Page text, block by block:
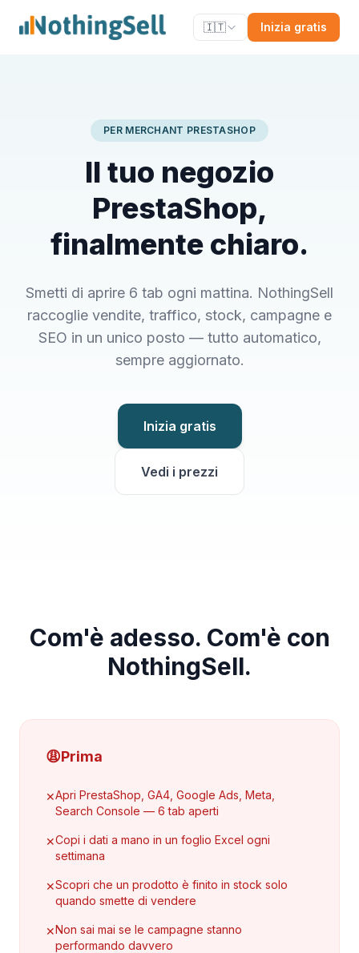
🇮🇹 Inizia gratis
PER MERCHANT PRESTASHOP
Il tuo negozio
PrestaShop,
finalmente chiaro.
Smetti di aprire 6 tab ogni mattina. NothingSell
raccoglie vendite, traffico, stock, campagne e
SEO in un unico posto — tutto automatico,
sempre aggiornato.
Inizia gratis
Vedi i prezzi
Com'è adesso. Com'è con
NothingSell.
😩Prima
✕Apri PrestaShop, GA4, Google Ads, Meta,
Search Console — 6 tab aperti
✕Copi i dati a mano in un foglio Excel ogni
settimana
✕Scopri che un prodotto è finito in stock solo
quando smette di vendere
✕Non sai mai se le campagne stanno
performando davvero